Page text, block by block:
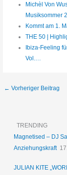
Michèl Von
Musiksommer
Kommt am 1.
THE 50 |
Ibiza-Feeling
Vol.…
← Vorheriger Beitrag
TRENDING
Magnetised – DJ
Anziehungskraft
JULIAN KITE